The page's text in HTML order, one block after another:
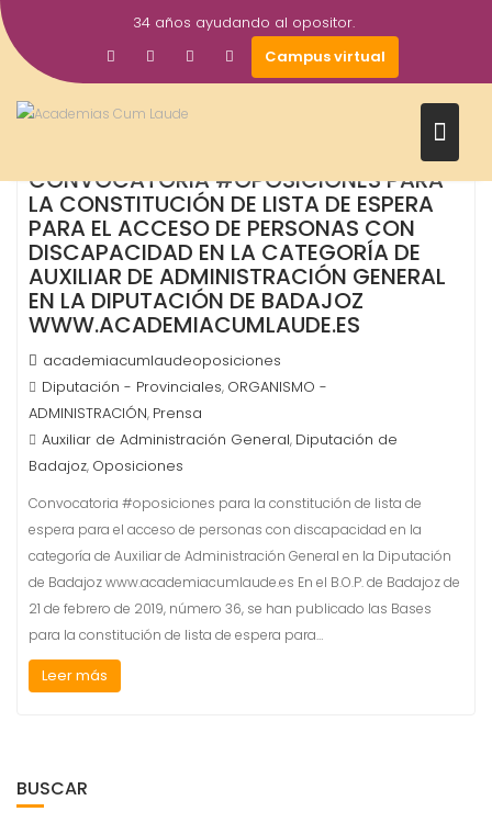
Saltar
al
contenido
34 años ayudando al opositor.
Campus virtual
Feb
2019
CONVOCATORIA #OPOSICIONES PARA
LA CONSTITUCIÓN DE LISTA DE ESPERA
PARA EL ACCESO DE PERSONAS CON
DISCAPACIDAD EN LA CATEGORÍA DE
AUXILIAR DE ADMINISTRACIÓN GENERAL
EN LA DIPUTACIÓN DE BADAJOZ
WWW.ACADEMIACUMLAUDE.ES
academiacumlaudeoposiciones
Diputación - Provinciales, ORGANISMO -
ADMINISTRACIÓN, Prensa
Auxiliar de Administración General, Diputación de
Badajoz, Oposiciones
Convocatoria #oposiciones para la constitución de lista de
espera para el acceso de personas con discapacidad en la
categoría de Auxiliar de Administración General en la Diputación
de Badajoz www.academiacumlaude.es En el B.O.P. de Badajoz de
21 de febrero de 2019, número 36, se han publicado las Bases
para la constitución de lista de espera para…
Leer más
BUSCAR